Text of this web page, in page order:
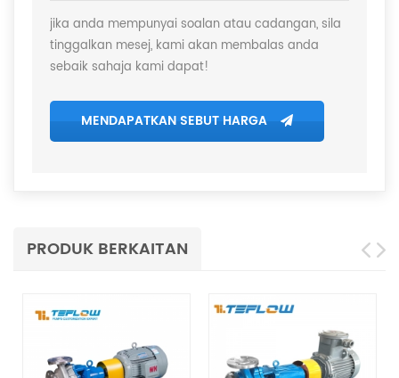
jika anda mempunyai soalan atau cadangan, sila
tinggalkan mesej, kami akan membalas anda
sebaik sahaja kami dapat!
MENDAPATKAN SEBUT HARGA
PRODUK BERKAITAN